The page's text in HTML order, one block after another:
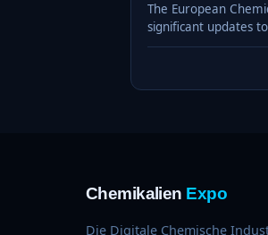
The European
significant updates
effective 2026. Here
importers need to
Chemikalien Expo
Die Digitale Chemische